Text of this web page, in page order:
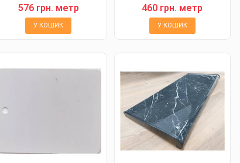
576 грн. метр
У КОШИК
460 грн. метр
У КОШИК